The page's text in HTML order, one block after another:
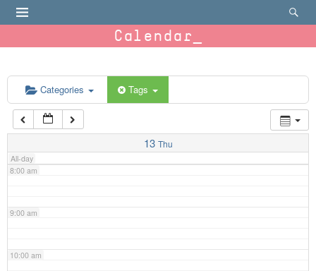
Calendar
Categories Tags
13 Thu
All-day
6:00 am
7:00 am
8:00 am
9:00 am
10:00 am